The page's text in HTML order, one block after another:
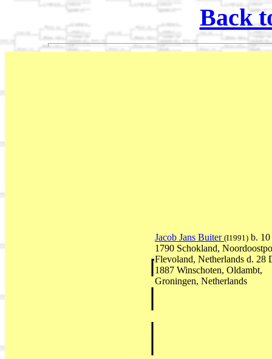
Back
Jacob Jans Buiter (I1991) b.
1790 Schokland,
Flevoland, Netherlands d. 28
1887 Winschoten, Oldambt,
Groningen, Netherlands